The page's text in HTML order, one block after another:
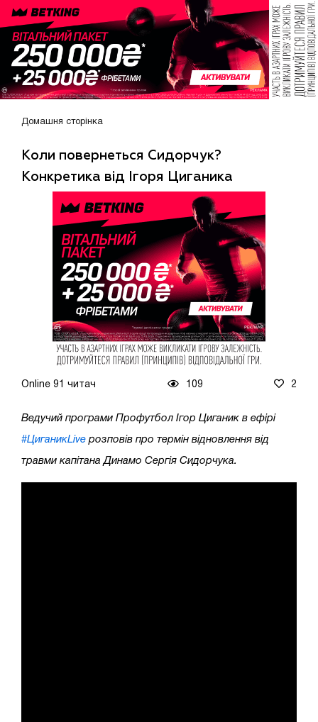
Домашня сторінка
Коли повернеться Сидорчук?
Конкретика від Ігоря Циганика
Online 91 читач 109 2
Ведучий програми Профутбол Ігор Циганик в ефірі
#ЦиганикLive розповів про термін відновлення від
травми капітана Динамо Сергія Сидорчука.